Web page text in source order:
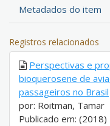
Metadados do item
Registros relacionados
Perspectivas e
bioquerosene de
passageiros no Brasil
por: Roitman, Tamar
Publicado em: (2018)